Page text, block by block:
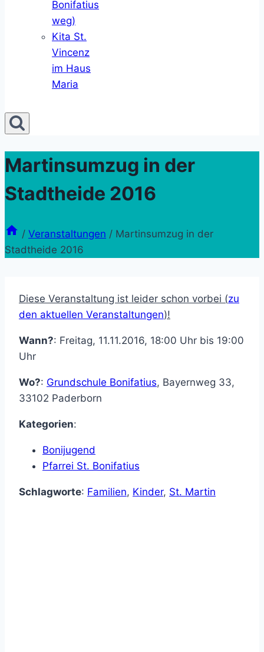
Bonifatius
weg)
Kita St.
Vincenz
im Haus
Maria
Martinsumzug in der
Stadtheide 2016
/ Veranstaltungen / Martinsumzug in der
Stadtheide 2016
Diese Veranstaltung ist leider schon vorbei (zu
den aktuellen Veranstaltungen)!
Wann?: Freitag, 11.11.2016, 18:00 Uhr bis 19:00
Uhr
Wo?: Grundschule Bonifatius, Bayernweg 33,
33102 Paderborn
Kategorien:
Bonijugend
Pfarrei St. Bonifatius
Schlagworte: Familien, Kinder, St. Martin